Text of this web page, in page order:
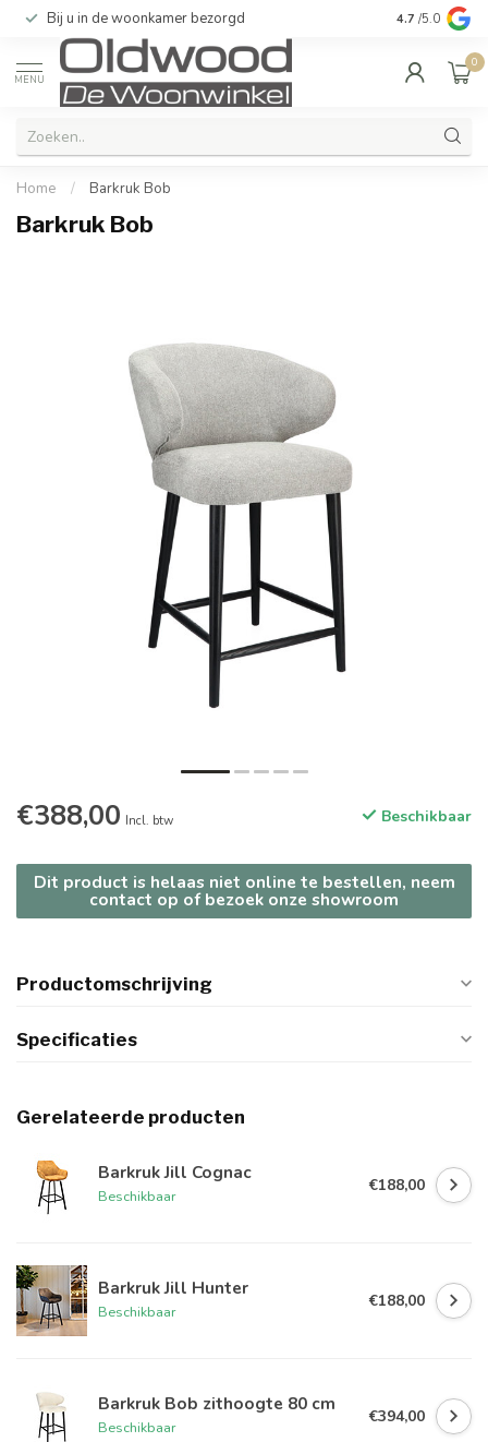
Bij u in de woonkamer bezorgd Kwaliteit &
4.7 /5.0
MENU
0
Home / Barkruk Bob
Barkruk Bob
€388,00 Incl. btw Beschikbaar
Dit product is helaas niet online te bestellen, neem
contact op of bezoek onze showroom
Productomschrijving
Specificaties
Gerelateerde producten
Barkruk Jill Cognac
Beschikbaar
€188,00
Barkruk Jill Hunter
Beschikbaar
€188,00
Barkruk Bob zithoogte 80 cm
Beschikbaar
€394,00